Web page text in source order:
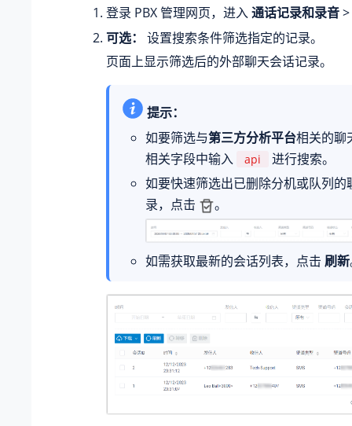
登录 PBX 管理网页，进入通话记录和录音>
可选：
设置搜索条件筛选指定的记录。
页面上显示筛选后的外部聊天会话记录。
提示：
如要筛选与第三方分析平台相关的聊
相关字段中输入
api
进行搜索。
如要快速筛选出已删除分机或队列的
录，点击
。
如需获取最新的会话列表，点击 刷新